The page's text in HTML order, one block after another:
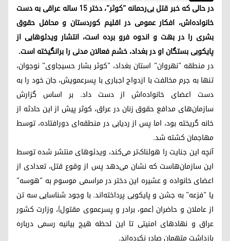
در حالی که خبر قتل بی‌رحمانه "کوثر"، دختر ۱۵ ساله عراقی به دست
خانواده‌اش، افکار عمومی در اقلیم کوردستان و محافل حقوق
بشری را در بهت و اندوه فرو برده است، انتشار ویدئوهایی از
پایکوبی بستگان او در بغداد، خشم فعالان مدنی را برانگیخته است.
در منطقه "نهروان" استان بغداد، "کوثر بشار حسیجاوی" نوجوان،
تنها به جرم مخالفت با ازدواج اجباری با پسرعمویش، جان خود را به
دست اعضای خانواده‌اش از دست داد. بر اساس گزارش
سازمان‌های مدافع حقوق زنان در عراق، کوثر پیش از این حادثه از
خانه گریخته بود، اما پس از ردیابی در منطقه‌ای دورافتاده، توسط
مهاجمان کشته شد.
آنچه این جنایت را هولناک‌تر می‌کند، ویدئوهای منتشر شده توسط
این سازمان‌هاست که نشان می‌دهد پس از وقوع قتل، تعدادی از
اعضای خانواده و عشیره این دختر در مراسمی موسوم به "هوسه"
یا "فزعه" به جشن و پایکوبی پرداخته‌اند. با وجود شناسایی سه تن
از عاملان و حاضران (عمو، برادر و پسرعموی مقتول)، وزارت کشور
عراق و نهادهای امنیتی تا این لحظه هیچ بیانیه رسمی درباره